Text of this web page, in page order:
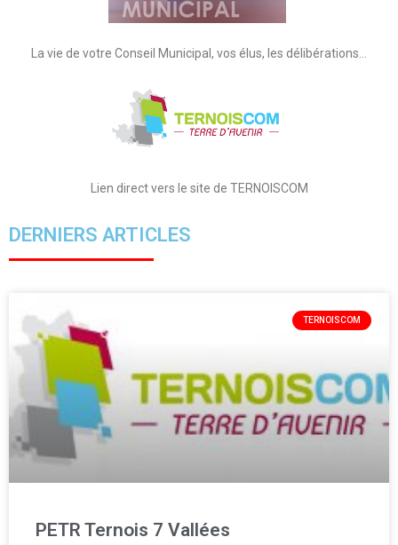
La vie de votre Conseil Municipal, vos élus, les délibérations…
Lien direct vers le site de TERNOISCOM
DERNIERS ARTICLES
TERNOISCOM
PETR Ternois 7 Vallées